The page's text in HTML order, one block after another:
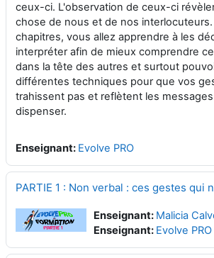
ceux-ci. L'observation de ceux-ci
chose de nous et de nos
chapitres, vous allez apprendre à les
interpréter afin de mieux comprendre
dans la tête des autres et surtout
différentes techniques pour que vos
trahissent pas et reflètent les
dispenser.
Enseignant: Evolve PRO
PARTIE 1 : Non verbal : ces gestes qui
Enseignant: Malicia
Enseignant: Evolve PRO